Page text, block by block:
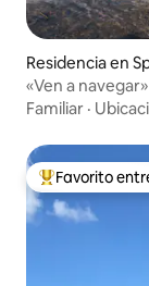
Residencia en
«Ven a
del golfo
Familiar ·
De los mejores
Favorito